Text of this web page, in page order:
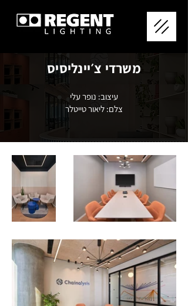
משרדי צ׳יינליסיס
עיצוב: נופר עלי
צלם: ליאור טייטלר